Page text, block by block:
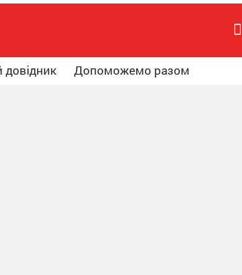
довідник Допоможемо разом